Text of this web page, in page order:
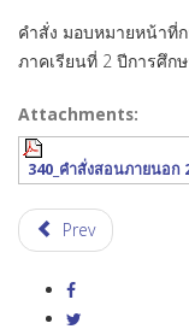
คำสั่ง มอบหมายหน้าที่
ภาคเรียนที่ 2 ปีการศึก
Attachments:
340_คำสั่งสอนภายนอก
Prev